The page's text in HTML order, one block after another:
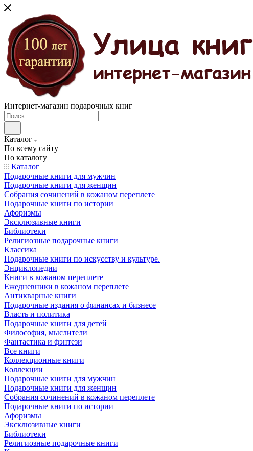
Интернет-магазин подарочных книг
Каталог
По всему сайту
По каталогу
Каталог
Подарочные книги для мужчин
Подарочные книги для женщин
Собрания сочинений в кожаном переплете
Подарочные книги по истории
Афоризмы
Эксклюзивные книги
Библиотеки
Религиозные подарочные книги
Классика
Подарочные книги по искусству и культуре.
Энциклопедии
Книги в кожаном переплете
Ежедневники в кожаном переплете
Антикварные книги
Подарочные издания о финансах и бизнесе
Власть и политика
Подарочные книги для детей
Философия, мыслители
Фантастика и фэнтези
Все книги
Коллекционные книги
Коллекции
Подарочные книги для мужчин
Подарочные книги для женщин
Собрания сочинений в кожаном переплете
Подарочные книги по истории
Афоризмы
Эксклюзивные книги
Библиотеки
Религиозные подарочные книги